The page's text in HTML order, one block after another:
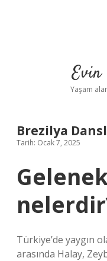
Evin
Yaşam
Brezilya
Tarih: Ocak 7, 2025
Türkiye’de yaygın
arasında Halay,